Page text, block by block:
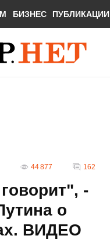
БИЗНЕС ПУБЛИКАЦИИ
44 877 162
-
о
ВИДЕО